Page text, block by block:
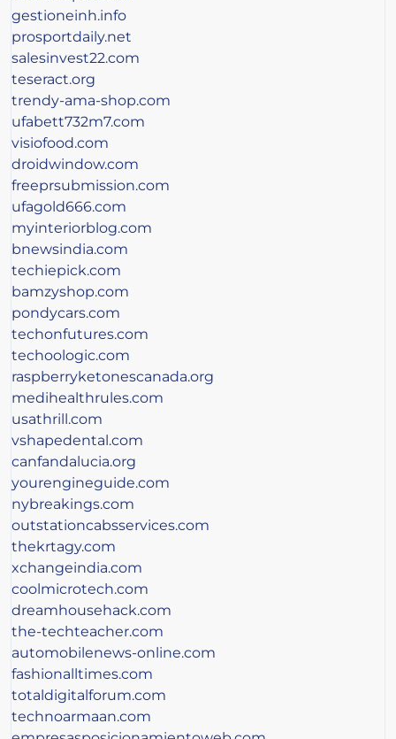
gestioneinh.info
prosportdaily.net
salesinvest22.com
teseract.org
trendy-ama-shop.com
ufabett732m7.com
visiofood.com
droidwindow.com
freeprsubmission.com
ufagold666.com
myinteriorblog.com
bnewsindia.com
techiepick.com
bamzyshop.com
pondycars.com
techonfutures.com
techoologic.com
raspberryketonescanada.org
medihealthrules.com
usathrill.com
vshapedental.com
canfandalucia.org
yourengineguide.com
nybreakings.com
outstationcabsservices.com
thekrtagy.com
xchangeindia.com
coolmicrotech.com
dreamhousehack.com
the-techteacher.com
automobilenews-online.com
fashionalltimes.com
totaldigitalforum.com
technoarmaan.com